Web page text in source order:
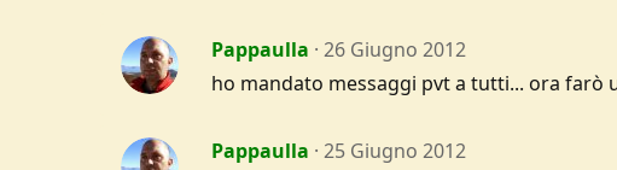
Pappaulla 26 Giugno 2012
ho mandato messaggi pvt a tutti... ora farò
Pappaulla 25 Giugno 2012